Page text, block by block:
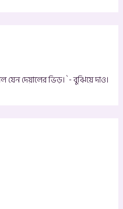
যেন দেয়ালের ভিড়।`- বুঝিয়ে দাও।